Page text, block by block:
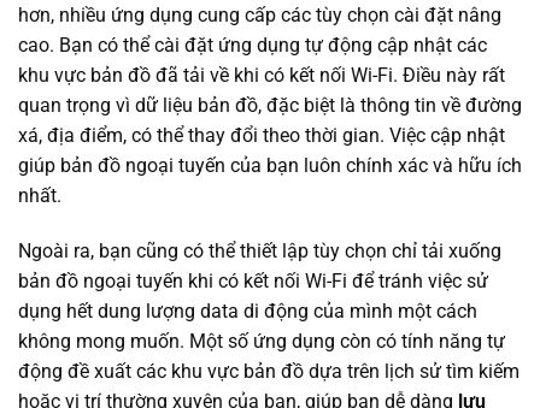
hơn, nhiều ứng dụng cung cấp các tùy chọn cài đặt nâng
cao. Bạn có thể cài đặt ứng dụng tự động cập nhật các
khu vực bản đồ đã tải về khi có kết nối Wi-Fi. Điều này rất
quan trọng vì dữ liệu bản đồ, đặc biệt là thông tin về đường
xá, địa điểm, có thể thay đổi theo thời gian. Việc cập nhật
giúp bản đồ ngoại tuyến của bạn luôn chính xác và hữu ích
nhất.
Ngoài ra, bạn cũng có thể thiết lập tùy chọn chỉ tải xuống
bản đồ ngoại tuyến khi có kết nối Wi-Fi để tránh việc sử
dụng hết dung lượng data di động của mình một cách
không mong muốn. Một số ứng dụng còn có tính năng tự
động đề xuất các khu vực bản đồ dựa trên lịch sử tìm kiếm
hoặc vị trí thường xuyên của bạn, giúp bạn dễ dàng lưu